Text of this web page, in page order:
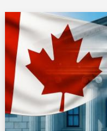
Education
Guide
Quotazioni
Conto IG
Guru Monitor
Stagionalità